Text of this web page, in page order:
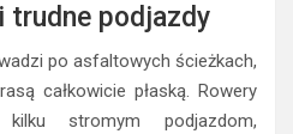
trudne podjazdy
po asfaltowych ścieżkach,
całkowicie płaską. Rowery
stromym podjazdom,